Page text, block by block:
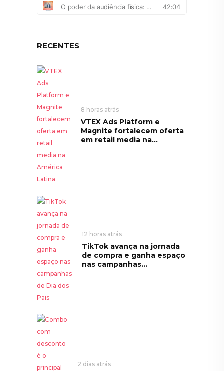
RECENTES
8 horas atrás
VTEX Ads Platform e
Magnite fortalecem oferta
em retail media na...
12 horas atrás
TikTok avança na jornada
de compra e ganha espaço
nas campanhas...
2 dias atrás